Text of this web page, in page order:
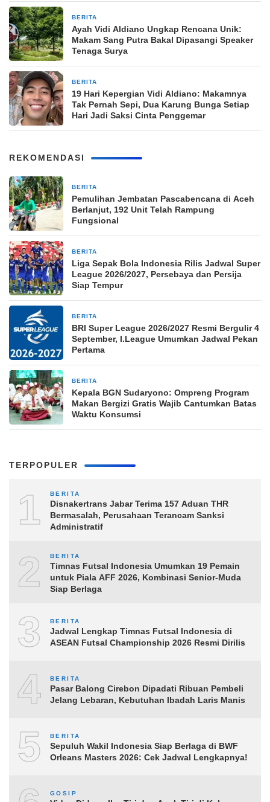
BERITA
Ayah Vidi Aldiano Ungkap Rencana Unik:
Makam Sang Putra Bakal Dipasangi Speaker
Tenaga Surya
BERITA
19 Hari Kepergian Vidi Aldiano: Makamnya
Tak Pernah Sepi, Dua Karung Bunga Setiap
Hari Jadi Saksi Cinta Penggemar
REKOMENDASI
BERITA
Pemulihan Jembatan Pascabencana di Aceh
Berlanjut, 192 Unit Telah Rampung
Fungsional
BERITA
Liga Sepak Bola Indonesia Rilis Jadwal Super
League 2026/2027, Persebaya dan Persija
Siap Tempur
BERITA
BRI Super League 2026/2027 Resmi Bergulir 4
September, I.League Umumkan Jadwal Pekan
Pertama
BERITA
Kepala BGN Sudaryono: Ompreng Program
Makan Bergizi Gratis Wajib Cantumkan Batas
Waktu Konsumsi
TERPOPULER
1 BERITA
Disnakertrans Jabar Terima 157 Aduan THR
Bermasalah, Perusahaan Terancam Sanksi
Administratif
2 BERITA
Timnas Futsal Indonesia Umumkan 19 Pemain
untuk Piala AFF 2026, Kombinasi Senior-Muda
Siap Berlaga
3 BERITA
Jadwal Lengkap Timnas Futsal Indonesia di
ASEAN Futsal Championship 2026 Resmi Dirilis
4 BERITA
Pasar Balong Cirebon Dipadati Ribuan Pembeli
Jelang Lebaran, Kebutuhan Ibadah Laris Manis
5 BERITA
Sepuluh Wakil Indonesia Siap Berlaga di BWF
Orleans Masters 2026: Cek Jadwal Lengkapnya!
GOSIP